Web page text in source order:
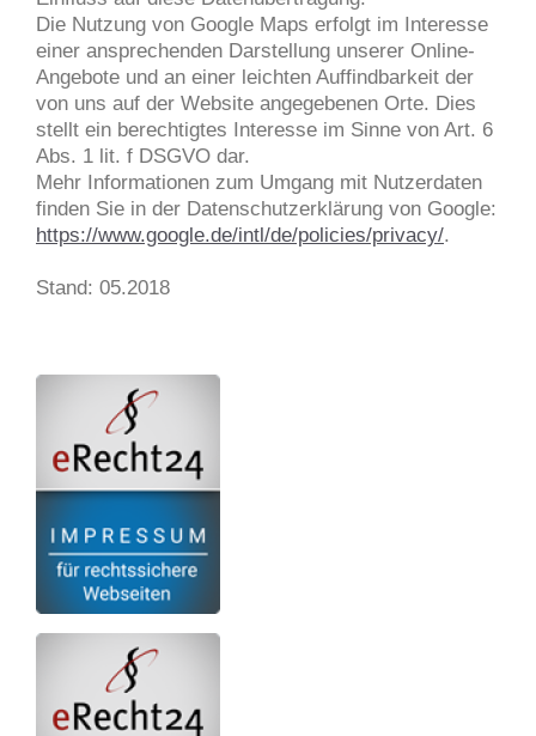
Die Nutzung von Google Maps erfolgt im Interesse
einer ansprechenden Darstellung unserer Online-
Angebote und an einer leichten Auffindbarkeit der
von uns auf der Website angegebenen Orte. Dies
stellt ein berechtigtes Interesse im Sinne von Art. 6
Abs. 1 lit. f DSGVO dar.
Mehr Informationen zum Umgang mit Nutzerdaten
finden Sie in der Datenschutzerklärung von Google:
https://www.google.de/intl/de/policies/privacy/.
Stand: 05.2018